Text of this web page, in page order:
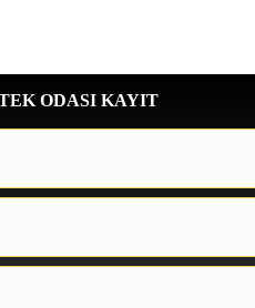
ODASI KAYIT